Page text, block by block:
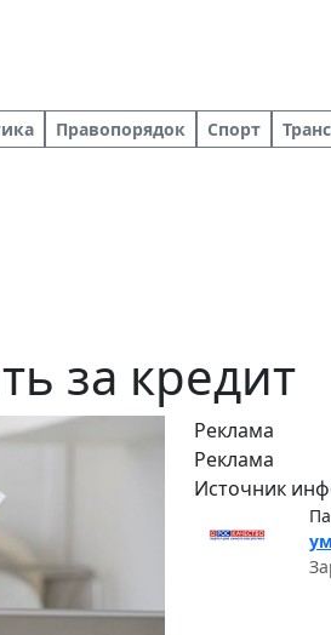
Правопорядок Спорт
за кредит
Реклама
Реклама
Источник